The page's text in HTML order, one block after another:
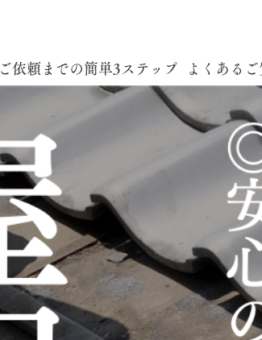
ご依頼までの簡単3ステップ よくある